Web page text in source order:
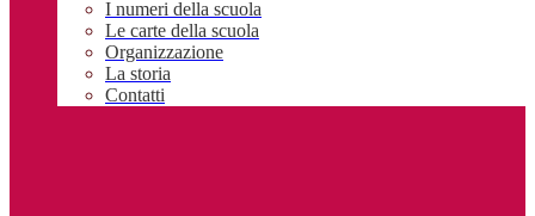
I numeri della scuola
Le carte della scuola
Organizzazione
La storia
Contatti